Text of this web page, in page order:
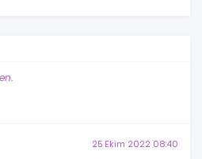
25 Ekim 2022 08:40